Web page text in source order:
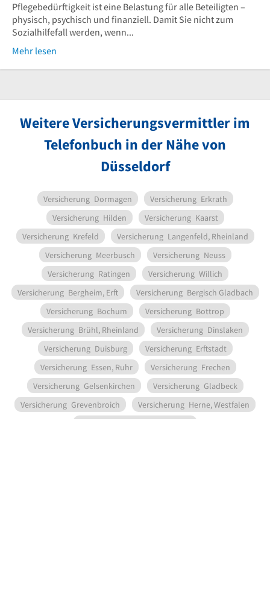
Pflegebedürftigkeit ist eine Belastung für alle Beteiligten –
physisch, psychisch und finanziell. Damit Sie nicht zum
Sozialhilfefall werden, wenn...
Mehr lesen
Weitere Versicherungsvermittler im
Telefonbuch in der Nähe von
Düsseldorf
Versicherung Dormagen Versicherung Erkrath
Versicherung Hilden Versicherung Kaarst
Versicherung Krefeld Versicherung Langenfeld, Rheinland
Versicherung Meerbusch Versicherung Neuss
Versicherung Ratingen Versicherung Willich
Versicherung Bergheim, Erft Versicherung Bergisch Gladbach
Versicherung Bochum Versicherung Bottrop
Versicherung Brühl, Rheinland Versicherung Dinslaken
Versicherung Duisburg Versicherung Erftstadt
Versicherung Essen, Ruhr Versicherung Frechen
Versicherung Gelsenkirchen Versicherung Gladbeck
Versicherung Grevenbroich Versicherung Herne, Westfalen